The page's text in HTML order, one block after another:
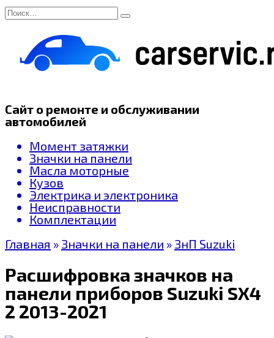
Перейти
к
содержанию
Search
for:
Сайт о ремонте и обслуживании
автомобилей
Момент затяжки
Значки на панели
Масла моторные
Кузов
Электрика и электроника
Неисправности
Комплектации
Главная » Значки на панели » ЗнП Suzuki
Расшифровка значков на
панели приборов Suzuki SX4
2 2013-2021